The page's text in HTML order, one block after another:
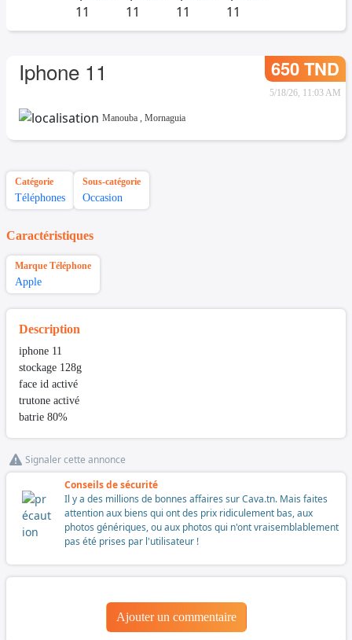
Iphone 11 650 TND
5/18/26, 11:03 AM
Manouba , Mornaguia
Catégorie
Téléphones
Sous-catégorie
Occasion
Caractéristiques
Marque Téléphone
Apple
Description
iphone 11
stockage 128g
face id activé
trutone activé
batrie 80%
Signaler cette annonce
Conseils de sécurité
Il y a des millions de bonnes affaires sur Cava.tn. Mais faites
attention aux biens qui ont des prix ridiculement bas, aux
photos génériques, ou aux photos qui n'ont vraisemblablement
pas été prises par l'utilisateur !
Ajouter un commentaire